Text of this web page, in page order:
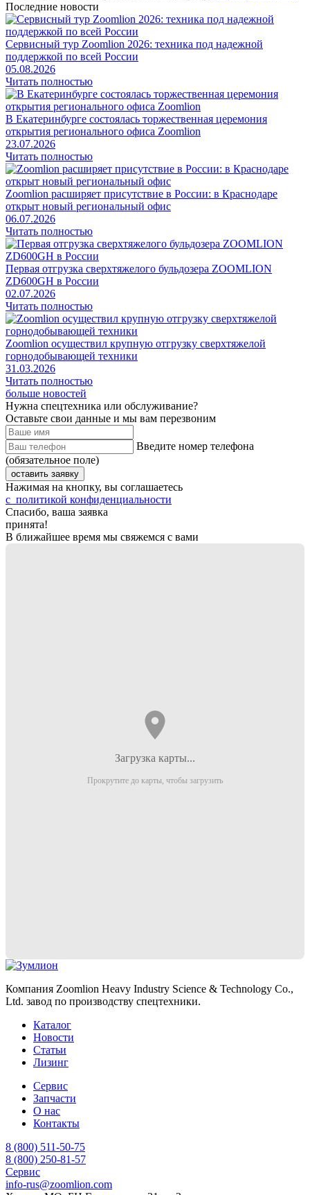
Последние новости
Сервисный тур Zoomlion 2026: техника под надежной
поддержкой по всей России
05.08.2026
Читать полностью
В Екатеринбурге состоялась торжественная церемония
открытия регионального офиса Zoomlion
23.07.2026
Читать полностью
Zoomlion расширяет присутствие в России: в Краснодаре
открыт новый региональный офис
06.07.2026
Читать полностью
Первая отгрузка сверхтяжелого бульдозера ZOOMLION
ZD600GH в России
02.07.2026
Читать полностью
Zoomlion осуществил крупную отгрузку сверхтяжелой
горнодобывающей техники
31.03.2026
Читать полностью
больше новостей
Нужна спецтехника или обслуживание?
Оставьте свои данные и мы вам перезвоним
Введите номер телефона
(обязательное поле)
оставить заявку
Нажимая на кнопку, вы соглашаетесь
с политикой конфиденциальности
Спасибо, ваша заявка
принята!
В ближайшее время мы свяжемся с вами
Загрузка карты...
Прокрутите до карты, чтобы загрузить
Компания Zoomlion Heavy Industry Science & Technology Co.,
Ltd. завод по производству спецтехники.
Каталог
Новости
Статьи
Лизинг
Сервис
Запчасти
О нас
Контакты
8 (800) 511-50-75
8 (800) 250-81-57
Сервис
info-rus@zoomlion.com